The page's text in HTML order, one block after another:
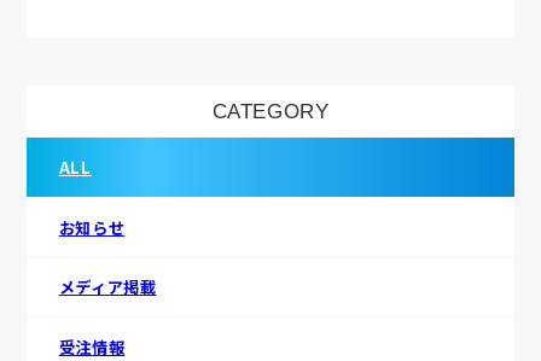
CATEGORY
ALL
お知らせ
メディア掲載
受注情報